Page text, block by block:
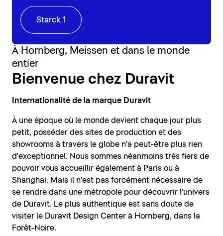
Starck 1
À Hornberg, Meissen et dans le monde
entier
Bienvenue chez Duravit
Internationalité de la marque Duravit
À une époque où le monde devient chaque jour plus
petit, posséder des sites de production et des
showrooms à travers le globe n'a peut-être plus rien
d'exceptionnel. Nous sommes néanmoins très fiers de
pouvoir vous accueillir également à Paris ou à
Shanghai. Mais il n'est pas forcément nécessaire de
se rendre dans une métropole pour découvrir l'univers
de Duravit. Le plus authentique est sans doute de
visiter le Duravit Design Center à Hornberg, dans la
Forêt-Noire.